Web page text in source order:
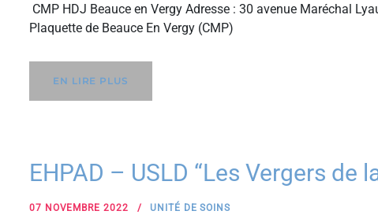
CMP HDJ Beauce en Vergy Adresse : 30 avenue Maréchal
Plaquette de Beauce En Vergy (CMP)
EN LIRE PLUS
EHPAD – USLD “Les Vergers de
07 NOVEMBRE 2022 UNITÉ DE SOINS